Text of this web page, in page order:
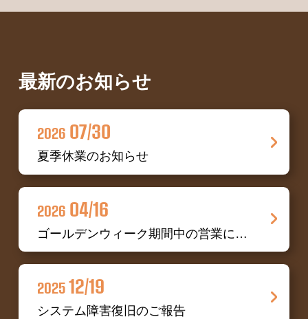
最新のお知らせ
2026 07/30
夏季休業のお知らせ
2026 04/16
ゴールデンウィーク期間中の営業について
2025 12/19
システム障害復旧のご報告